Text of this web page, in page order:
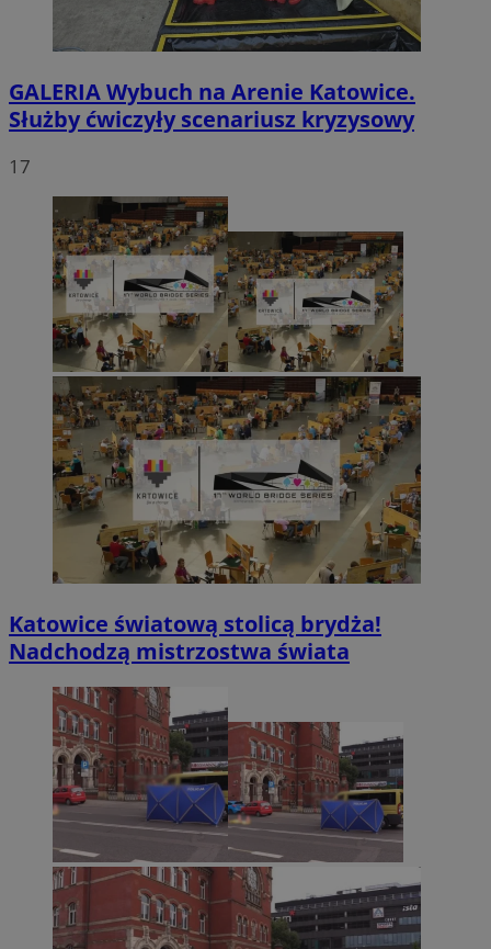
GALERIAWybuch na Arenie Katowice.
Służby ćwiczyły scenariusz kryzysowy
17
Katowice światową stolicą brydża!
Nadchodzą mistrzostwa świata